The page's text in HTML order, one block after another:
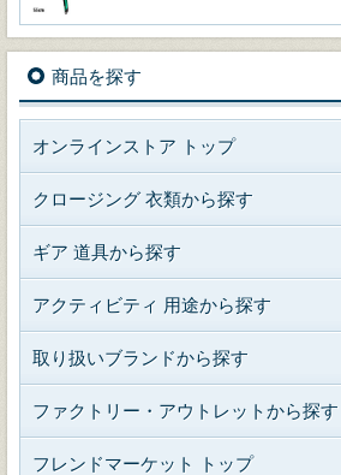
商品を探す
オンラインストア トップ
クロージング 衣類から探す
ギア 道具から探す
アクティビティ 用途から探す
取り扱いブランドから探す
ファクトリー・アウトレットから探す
フレンドマーケット トップ